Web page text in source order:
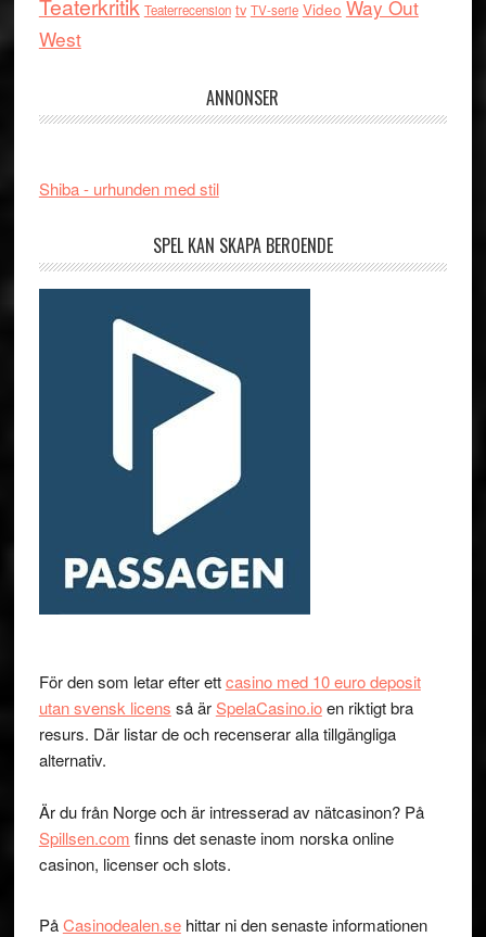
Teaterkritik Teaterrecension tv TV-serie Video Way Out
West
ANNONSER
Shiba - urhunden med stil
SPEL KAN SKAPA BEROENDE
För den som letar efter ettcasino med 10 euro deposit
utan svensk licens så ärSpelaCasino.ioen riktigt bra
resurs. Där listar de och recenserar alla tillgängliga
alternativ.
Är du från Norge och är intresserad av nätcasinon? På
Spillsen.com finns det senaste inom norska online
casinon, licenser och slots.
PåCasinodealen.sehittar ni den senaste informationen